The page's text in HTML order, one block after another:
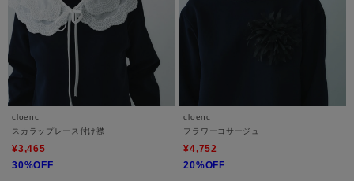
cloenc
スカラップレース付け襟
¥3,465
30%OFF
cloenc
フラワーコサージュ
¥4,752
20%OFF